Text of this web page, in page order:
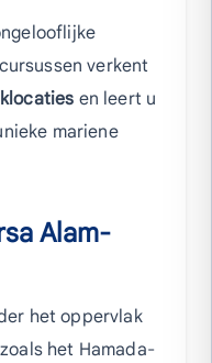
verkent
en leert u
mariene
Alam-
het oppervlak
het Hamada-